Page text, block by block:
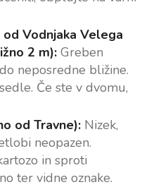
Vodnjaka Velega
2 m):Greben
neposredne bližine.
Če ste v dvomu,
od Travne):Nizek,
neopazen.
in sproti
ter vidne oznake.